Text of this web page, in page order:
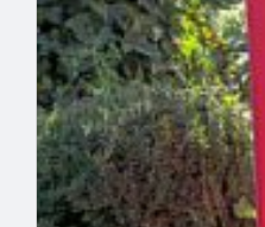
EVENTOS
HEMEROTECA